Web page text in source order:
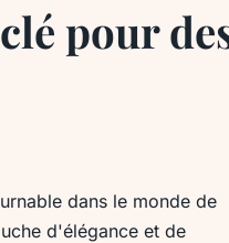
pour
dans le monde de
d'élégance et de